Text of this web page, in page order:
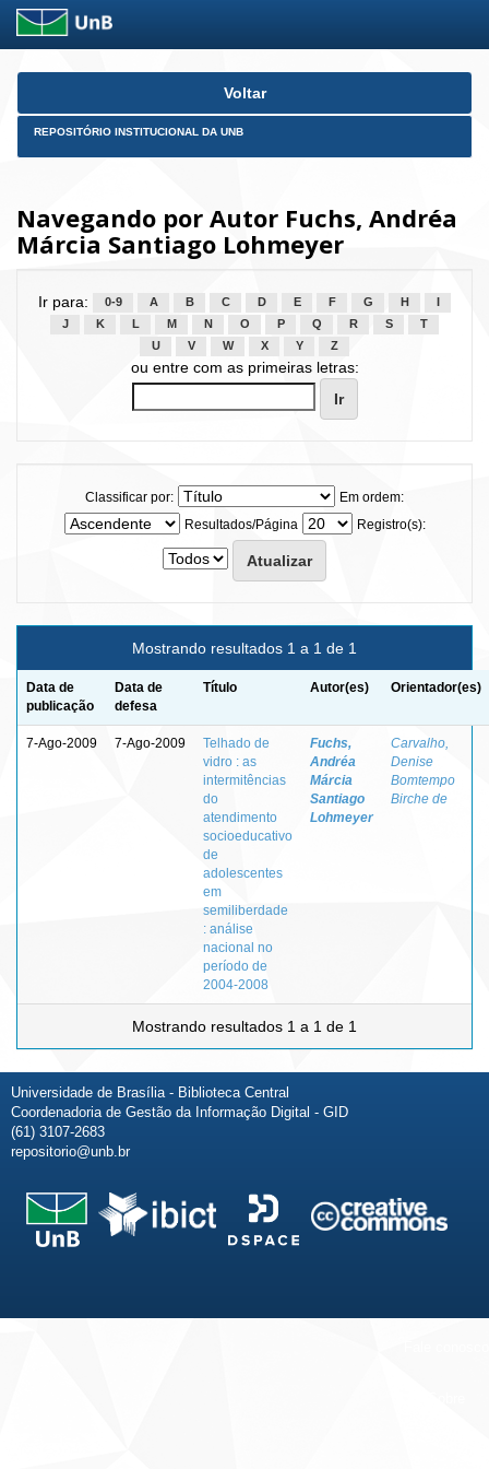
Skip
Voltar
REPOSITÓRIO INSTITUCIONAL DA UNB
Navegando por Autor Fuchs, Andréa
Márcia Santiago Lohmeyer
Ir para: 0-9 A B C D E F G H
J
K L M N O P Q R S
T
U
V W X Y Z
ou entre com as primeiras letras:
Classificar por:
Em ordem:
Resultados/Página
Registro(s):
Mostrando resultados 1 a 1 de 1
Data de
publicação
Data de
defesa
Título Autor(es) Orientador(es)
7-Ago-2009 7-Ago-2009
Telhado de
vidro : as
intermitências
do
atendimento
socioeducativo
de
adolescentes
em
semiliberdade
: análise
nacional no
período de
2004-2008
Fuchs,
Andréa
Márcia
Santiago
Lohmeyer
Carvalho,
Denise
Bomtempo
Birche de
Mostrando resultados 1 a 1 de 1
Universidade de Brasília - Biblioteca Central
Coordenadoria de Gestão da Informação Digital - GID
(61) 3107-2683
repositorio@unb.br